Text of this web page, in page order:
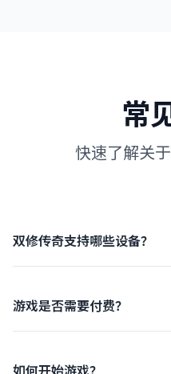
常
快速了解关
双修传奇支持哪些设备？
游戏是否需要付费？
如何开始游戏？